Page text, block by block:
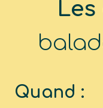
Quand :